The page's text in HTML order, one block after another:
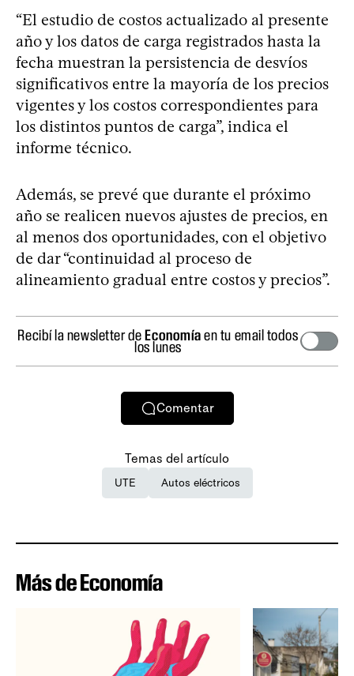
“El estudio de costos actualizado al presente
año y los datos de carga registrados hasta la
fecha muestran la persistencia de desvíos
significativos entre la mayoría de los precios
vigentes y los costos correspondientes para
los distintos puntos de carga”, indica el
informe técnico.
Además, se prevé que durante el próximo
año se realicen nuevos ajustes de precios, en
al menos dos oportunidades, con el objetivo
de dar “continuidad al proceso de
alineamiento gradual entre costos y precios”.
Recibí la newsletter deEconomíaen tu email todos
los lunes
Comentar
Temas del artículo
UTE Autos eléctricos
Más de Economía